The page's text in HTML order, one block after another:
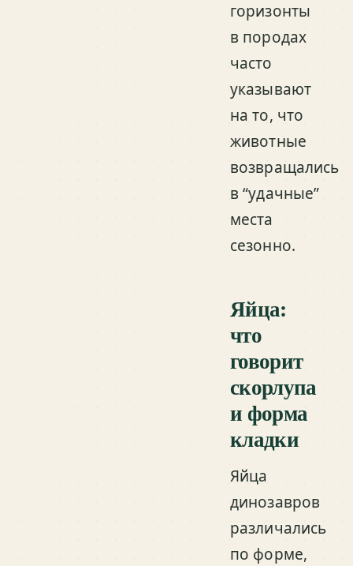
горизонты
в породах
часто
указывают
на то, что
животные
возвращались
в “удачные”
места
сезонно.
Яйца:
что
говорит
скорлупа
и форма
кладки
Яйца
динозавров
различались
по форме,